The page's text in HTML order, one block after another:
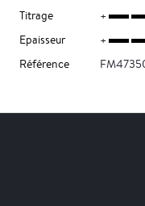
Titrage
Epaisseur
Référence